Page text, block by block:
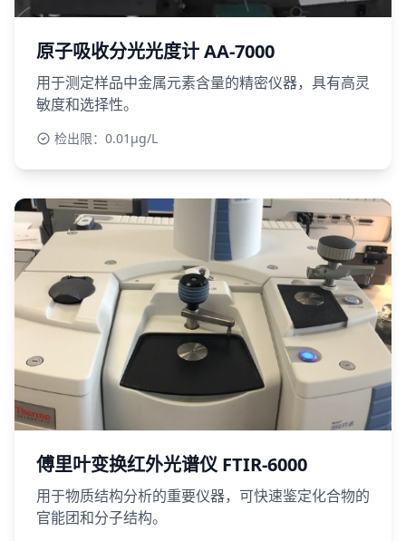
原子吸收分光光度计 AA-7000
用于测定样品中金属元素含量的精密仪器，具有高灵
敏度和选择性。
检出限：0.01μg/L
傅里叶变换红外光谱仪 FTIR-6000
用于物质结构分析的重要仪器，可快速鉴定化合物的
官能团和分子结构。